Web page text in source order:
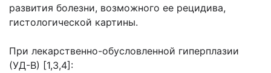
развития болезни, возможного ее рецидива,
гистологической картины.
При лекарственно-обусловленной гиперплазии
(УД-В) [1,3,4]: